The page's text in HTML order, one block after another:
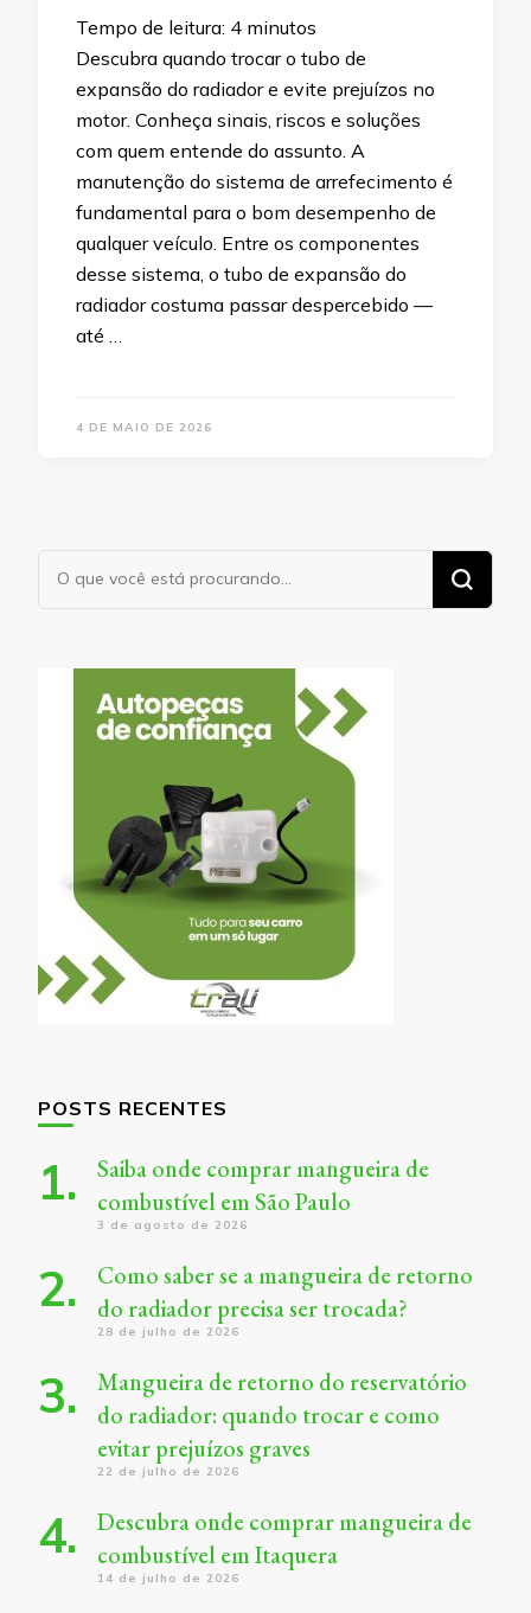
Tempo de leitura: 4 minutos
Descubra quando trocar o tubo de
expansão do radiador e evite prejuízos no
motor. Conheça sinais, riscos e soluções
com quem entende do assunto. A
manutenção do sistema de arrefecimento é
fundamental para o bom desempenho de
qualquer veículo. Entre os componentes
desse sistema, o tubo de expansão do
radiador costuma passar despercebido —
até …
4 DE MAIO DE 2026
Procurando
algo?
POSTS RECENTES
Saiba onde comprar mangueira de
combustível em São Paulo
3 de agosto de 2026
Como saber se a mangueira de retorno
do radiador precisa ser trocada?
28 de julho de 2026
Mangueira de retorno do reservatório
do radiador: quando trocar e como
evitar prejuízos graves
22 de julho de 2026
Descubra onde comprar mangueira de
combustível em Itaquera
14 de julho de 2026